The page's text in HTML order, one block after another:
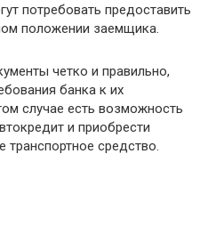
потребовать предоставить
положении заемщика.
четко и правильно,
банка к их
случае есть возможность
и приобрести
средство.